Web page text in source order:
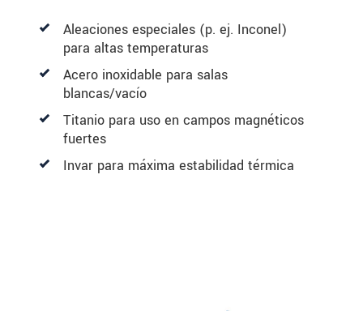
Aleaciones especiales (p. ej. Inconel)
para altas temperaturas
Acero inoxidable para salas
blancas/vacío
Titanio para uso en campos magnéticos
fuertes
Invar para máxima estabilidad térmica